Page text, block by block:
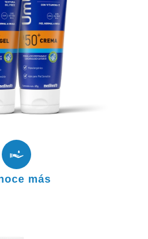
más
gama completa de
diseñados
de piel (normal, grasa,
tanto para la cara como
una protección solar
los rayos UVA y UVB.
Productos